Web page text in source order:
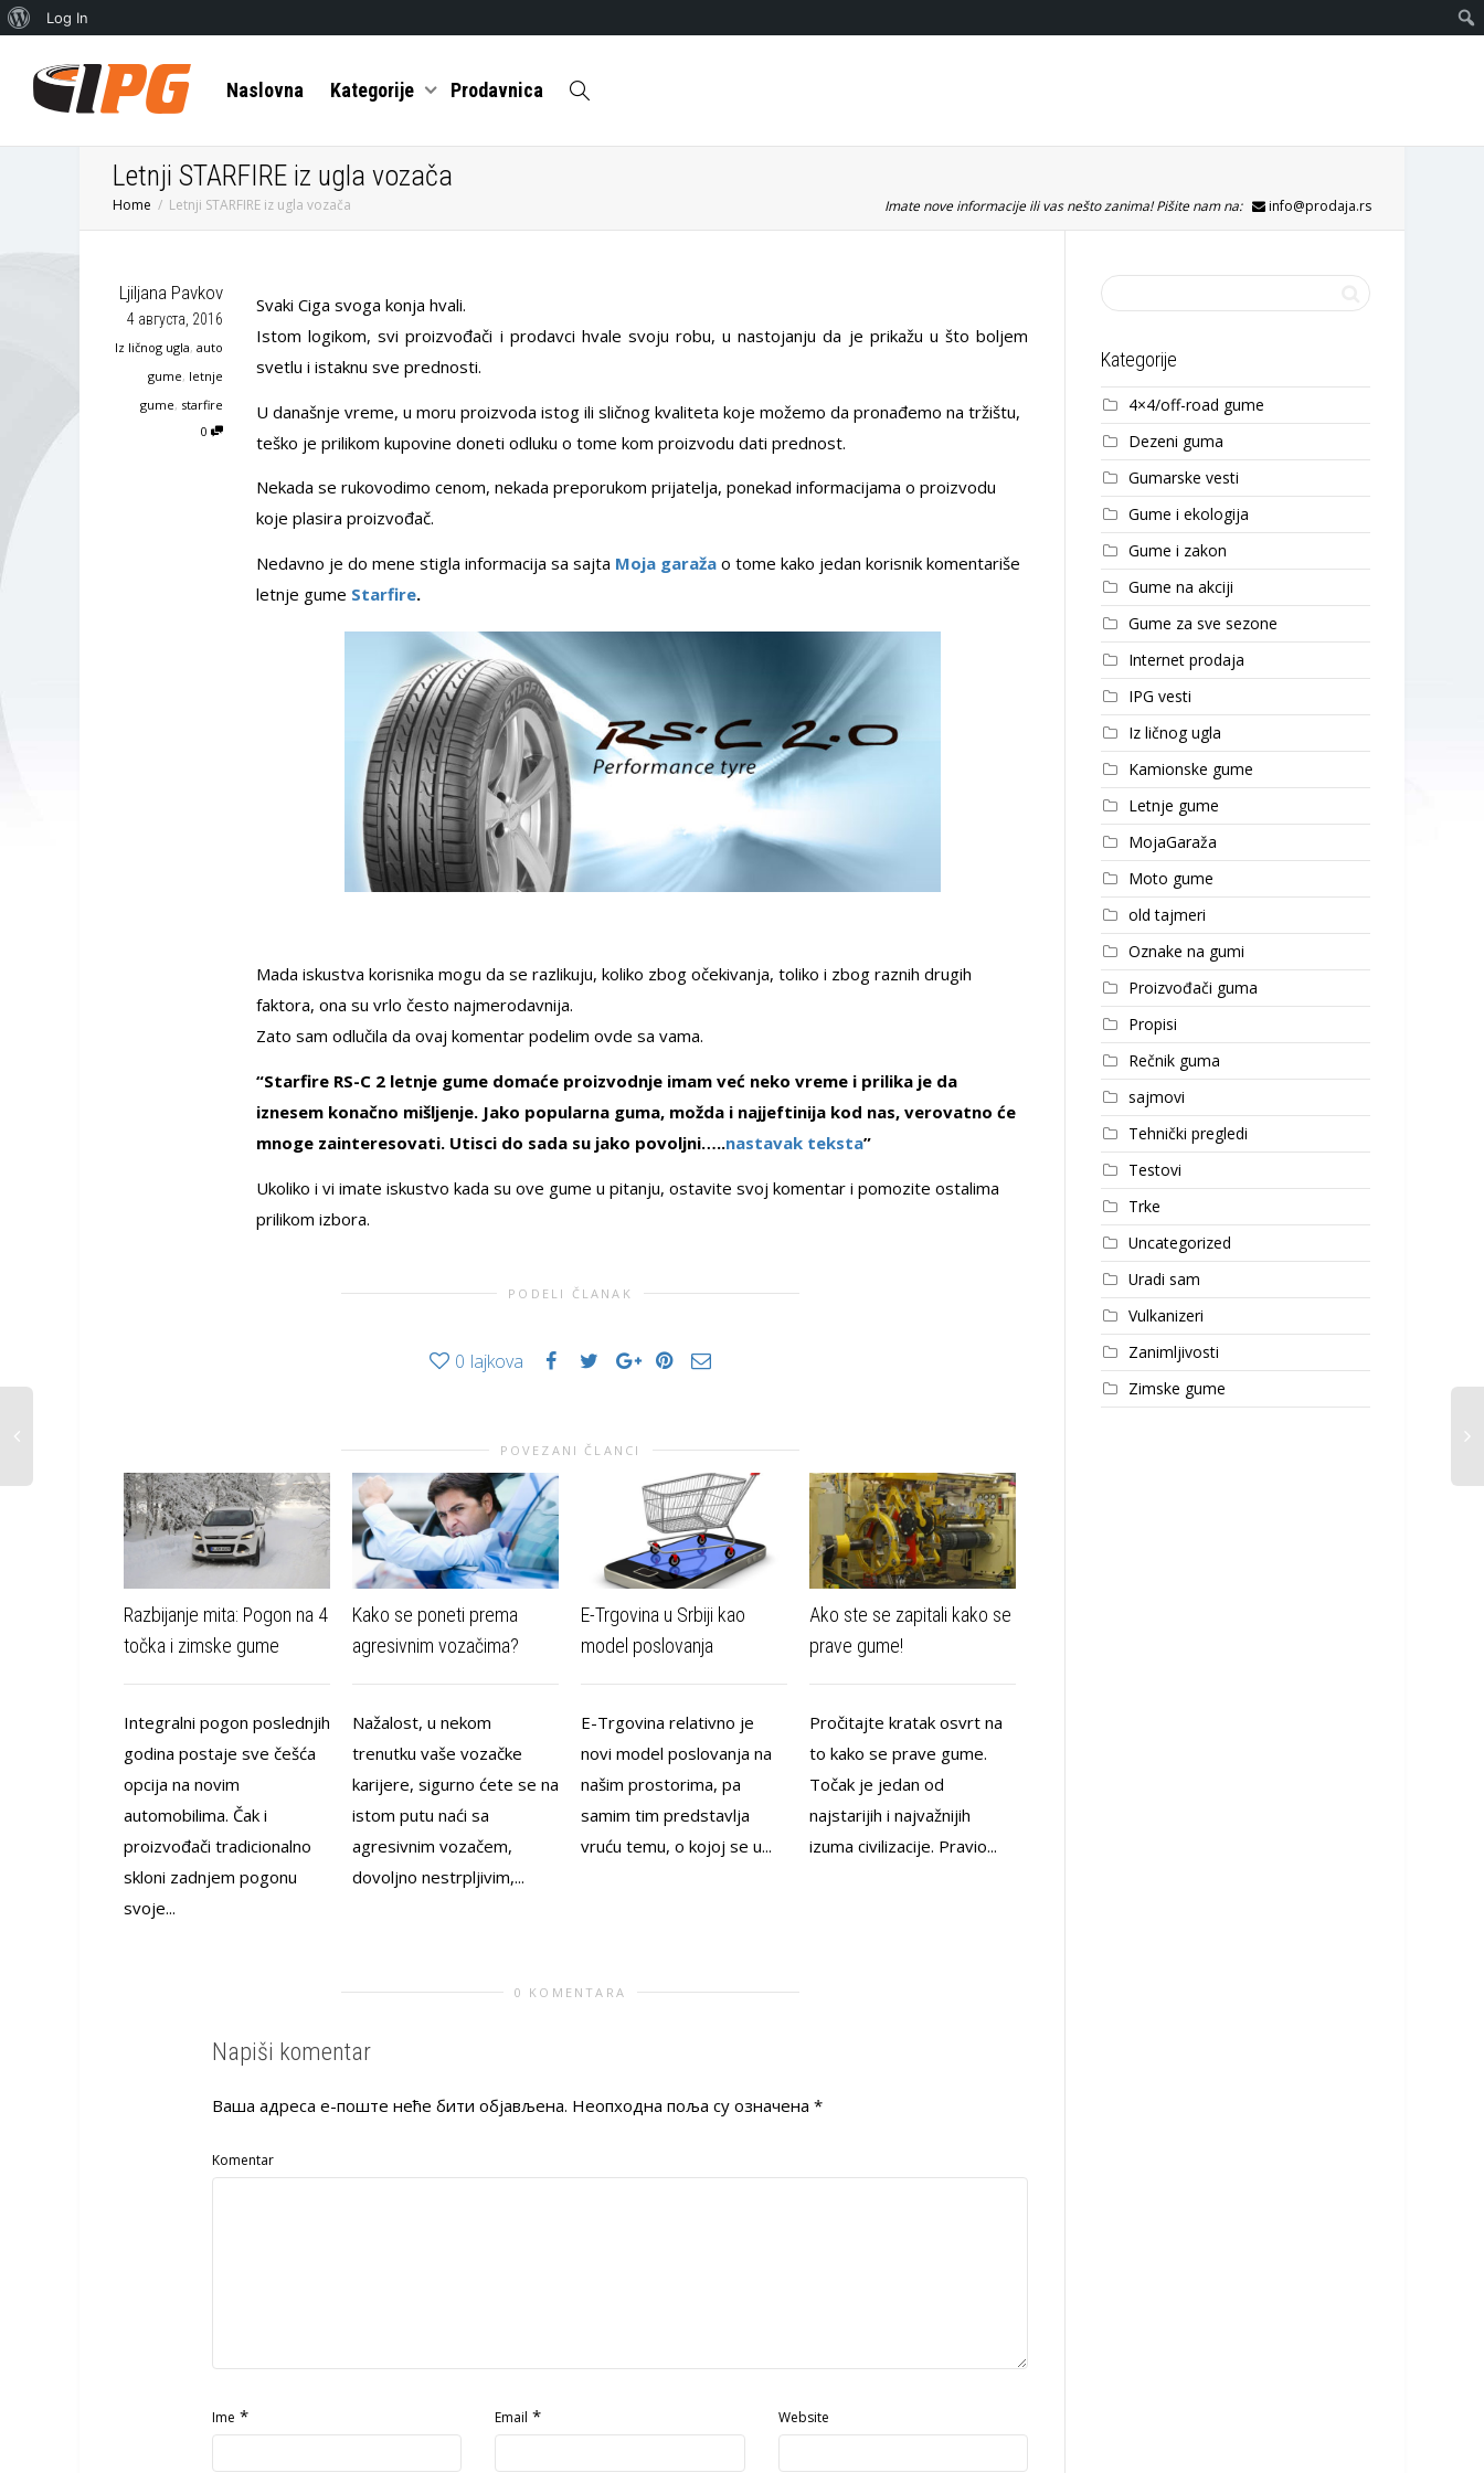
Log In
Naslovna Kategorije Prodavnica
Letnji STARFIRE iz ugla vozača
Home Letnji STARFIRE iz ugla vozača Imate nove informacije ili vas nešto zanima! Pišite nam na: info@prodaja.rs
Ljiljana Pavkov
4 августа, 2016
Iz ličnog ugla, auto
gume, letnje
gume, starfire
0
Svaki Ciga svoga konja hvali.
Istom logikom, svi proizvođači i prodavci hvale svoju robu, u nastojanju da je prikažu u što boljem
svetlu i istaknu sve prednosti.
U današnje vreme, u moru proizvoda istog ili sličnog kvaliteta koje možemo da pronađemo na tržištu,
teško je prilikom kupovine doneti odluku o tome kom proizvodu dati prednost.
Nekada se rukovodimo cenom, nekada preporukom prijatelja, ponekad informacijama o proizvodu
koje plasira proizvođač.
Nedavno je do mene stigla informacija sa sajta Moja garaža o tome kako jedan korisnik komentariše
letnje gume Starfire.
Mada iskustva korisnika mogu da se razlikuju, koliko zbog očekivanja, toliko i zbog raznih drugih
faktora, ona su vrlo često najmerodavnija.
Zato sam odlučila da ovaj komentar podelim ovde sa vama.
“Starfire RS-C 2 letnje gume domaće proizvodnje imam već neko vreme i prilika je da
iznesem konačno mišljenje. Jako popularna guma, možda i najjeftinija kod nas, verovatno će
mnoge zainteresovati. Utisci do sada su jako povoljni…..nastavak teksta”
Ukoliko i vi imate iskustvo kada su ove gume u pitanju, ostavite svoj komentar i pomozite ostalima
prilikom izbora.
PODELI ČLANAK
0 lajkova
POVEZANI ČLANCI
Razbijanje mita: Pogon na 4
točka i zimske gume
Integralni pogon poslednjih
godina postaje sve češća
opcija na novim
automobilima. Čak i
proizvođači tradicionalno
skloni zadnjem pogonu
svoje...
Kako se poneti prema
agresivnim vozačima?
Nažalost, u nekom
trenutku vaše vozačke
karijere, sigurno ćete se na
istom putu naći sa
agresivnim vozačem,
dovoljno nestrpljivim,...
E-Trgovina u Srbiji kao
model poslovanja
E-Trgovina relativno je
novi model poslovanja na
našim prostorima, pa
samim tim predstavlja
vruću temu, o kojoj se u...
Ako ste se zapitali kako se
prave gume!
Pročitajte kratak osvrt na
to kako se prave gume.
Točak je jedan od
najstarijih i najvažnijih
izuma civilizacije. Pravio...
0 KOMENTARA
Napiši komentar
Ваша адреса е-поште неће бити објављена. Неопходна поља су означена *
Komentar
Ime * Email * Website
Kategorije
4×4/off-road gume
Dezeni guma
Gumarske vesti
Gume i ekologija
Gume i zakon
Gume na akciji
Gume za sve sezone
Internet prodaja
IPG vesti
Iz ličnog ugla
Kamionske gume
Letnje gume
MojaGaraža
Moto gume
old tajmeri
Oznake na gumi
Proizvođači guma
Propisi
Rečnik guma
sajmovi
Tehnički pregledi
Testovi
Trke
Uncategorized
Uradi sam
Vulkanizeri
Zanimljivosti
Zimske gume